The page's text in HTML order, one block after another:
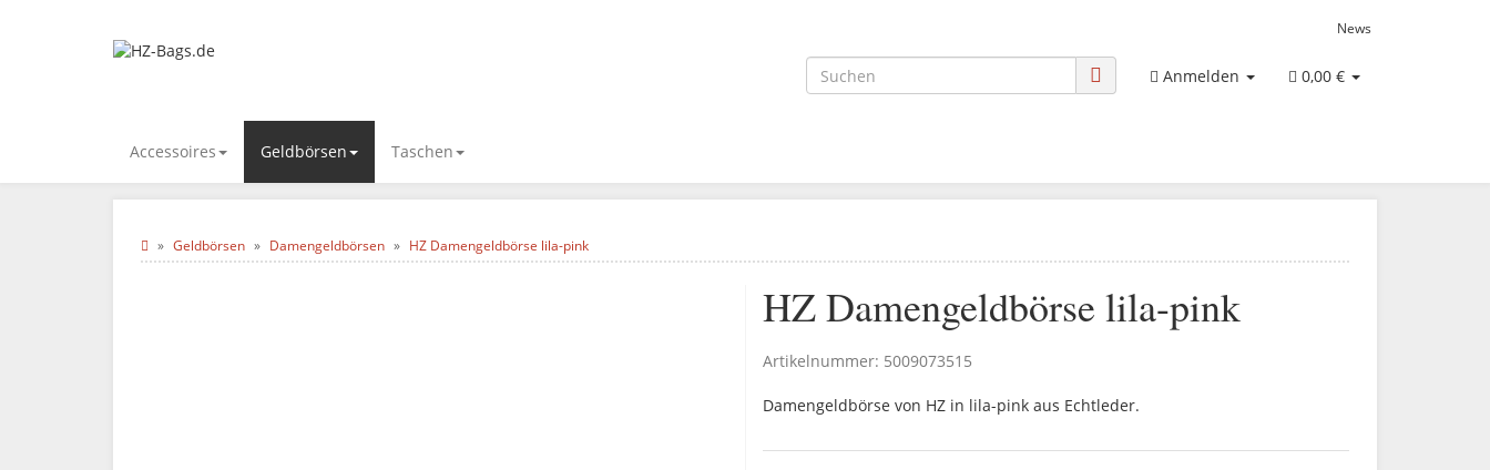
News
Anmelden 0,00 €
Accessoires Geldbörsen Taschen
Geldbörsen Damengeldbörsen HZ Damengeldbörse lila-pink
HZ Damengeldbörse lila-pink
Artikelnummer: 5009073515
Damengeldbörse von HZ in lila-pink aus Echtleder.